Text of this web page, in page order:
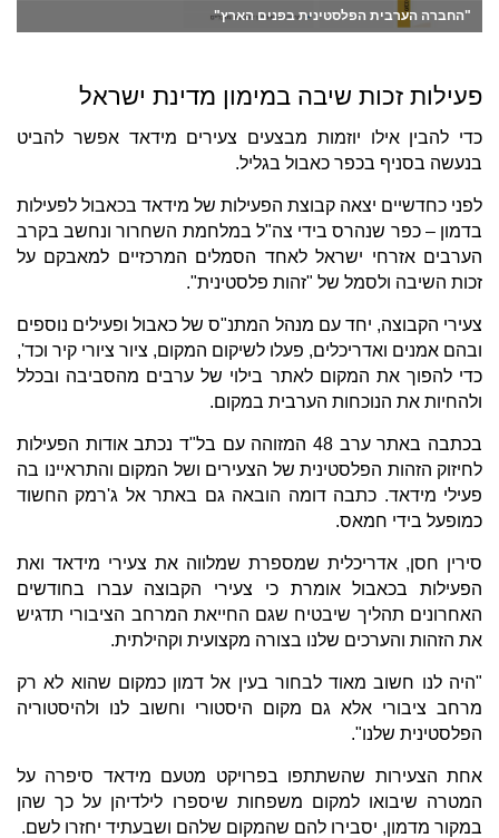
"החברה הערבית הפלסטינית בפנים הארץ"
פעילות זכות שיבה במימון מדינת ישראל
כדי להבין אילו יוזמות מבצעים צעירים מידאד אפשר להביט
בנעשה בסניף בכפר כאבול בגליל.
לפני כחדשיים יצאה קבוצת הפעילות של מידאד בכאבול לפעילות
בדמון – כפר שנהרס בידי צה"ל במלחמת השחרור ונחשב בקרב
הערבים אזרחי ישראל לאחד הסמלים המרכזיים למאבקם על
זכות השיבה ולסמל של "זהות פלסטינית".
צעירי הקבוצה, יחד עם מנהל המתנ"ס של כאבול ופעילים נוספים
ובהם אמנים ואדריכלים, פעלו לשיקום המקום, ציור ציורי קיר וכד',
כדי להפוך את המקום לאתר בילוי של ערבים מהסביבה ובכלל
ולהחיות את הנוכחות הערבית במקום.
בכתבה באתר ערב 48 המזוהה עם בל"ד נכתב אודות הפעילות
לחיזוק הזהות הפלסטינית של הצעירים ושל המקום והתראיינו בה
פעילי מידאד. כתבה דומה הובאה גם באתר אל ג'רמק החשוד
כמופעל בידי חמאס.
סירין חסן, אדריכלית שמספרת שמלווה את צעירי מידאד ואת
הפעילות בכאבול אומרת כי צעירי הקבוצה עברו בחודשים
האחרונים תהליך שיבטיח שגם החייאת המרחב הציבורי תדגיש
את הזהות והערכים שלנו בצורה מקצועית וקהילתית.
"היה לנו חשוב מאוד לבחור בעין אל דמון כמקום שהוא לא רק
מרחב ציבורי אלא גם מקום היסטורי וחשוב לנו ולהיסטוריה
הפלסטינית שלנו".
אחת הצעירות שהשתתפו בפרויקט מטעם מידאד סיפרה על
המטרה שיבואו למקום משפחות שיספרו לילדיהן על כך שהן
במקור מדמון, יסבירו להם שהמקום שלהם ושבעתיד יחזרו לשם.